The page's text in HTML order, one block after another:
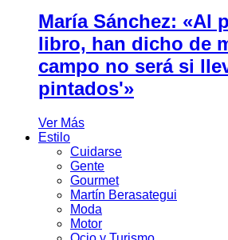
María Sánchez: «Al
libro, han dicho de
campo no será si
pintados'»
Ver Más
Estilo
Cuidarse
Gente
Gourmet
Martín Berasategui
Moda
Motor